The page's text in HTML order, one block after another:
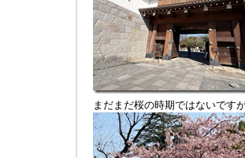
まだまだ桜の時期ではないです